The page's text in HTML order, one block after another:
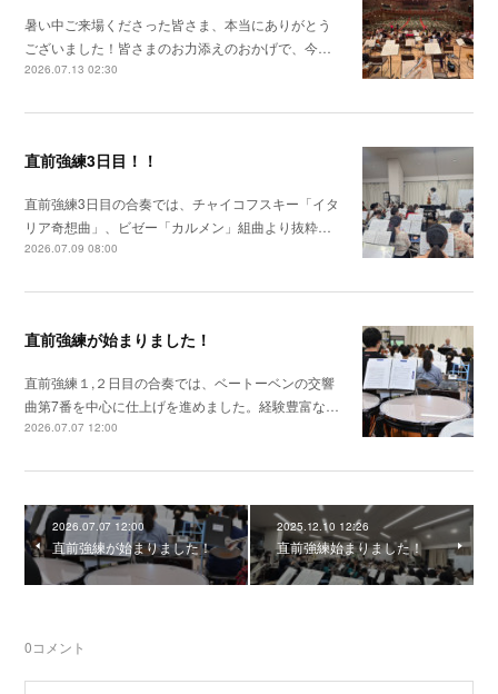
暑い中ご来場くださった皆さま、本当にありがとう
ございました！皆さまのお力添えのおかげで、今…
2026.07.13 02:30
直前強練3日目！！
直前強練3日目の合奏では、チャイコフスキー「イタ
リア奇想曲」、ビゼー「カルメン」組曲より抜粋…
2026.07.09 08:00
直前強練が始まりました！
直前強練１,２日目の合奏では、ベートーベンの交響
曲第7番を中心に仕上げを進めました。経験豊富な…
2026.07.07 12:00
2026.07.07 12:00
直前強練が始まりました！
2025.12.10 12:26
直前強練始まりました！
0コメント